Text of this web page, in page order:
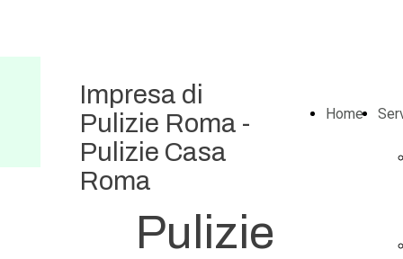
Home
Impresa di
Pulizie Roma -
Pulizie Casa
Roma
Pulizie